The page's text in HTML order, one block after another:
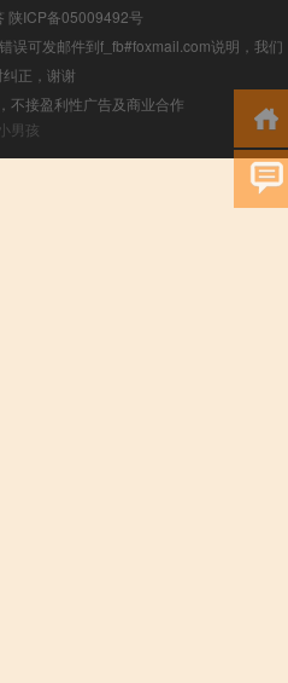
陕ICP备05009492号
误可发邮件到f_fb#foxmail.com说明，我们
正，谢谢
不接盈利性广告及商业合作
男孩